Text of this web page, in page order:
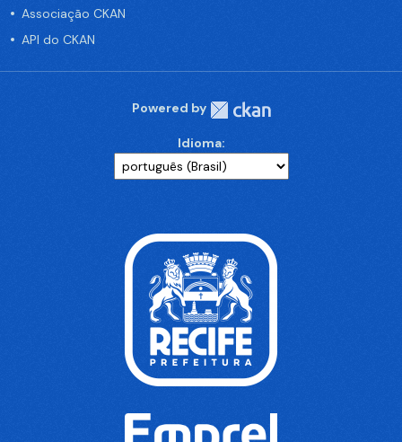
Associação CKAN
API do CKAN
Powered by
Idioma